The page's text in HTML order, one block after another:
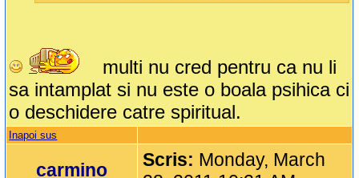
multi nu cred pentru ca nu li
sa intamplat si nu este o boala psihica ci
o deschidere catre spiritual.
Inapoi sus
carmino Scris: Monday, March